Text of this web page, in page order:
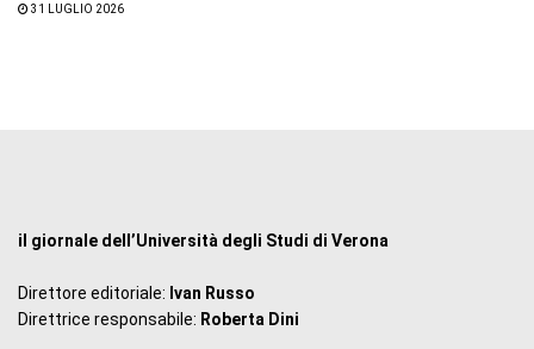
31 LUGLIO 2026
il giornale dell’Università degli Studi di Verona
Direttore editoriale: Ivan Russo
Direttrice responsabile: Roberta Dini